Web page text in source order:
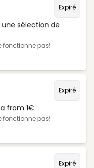
Expiré
une sélection de
fonctionne pas!
Expiré
from 1€
fonctionne pas!
Expiré